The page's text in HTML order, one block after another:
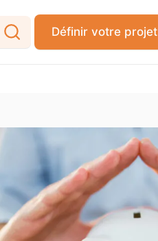
Définir votre projet